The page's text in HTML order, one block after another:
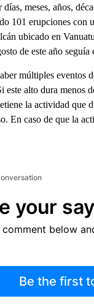
meses, años,
101 erupciones con
ubicado en
de este año seguía
múltiples eventos
alto dura menos
la actividad que
En caso de que la
your
comment below
Be the first